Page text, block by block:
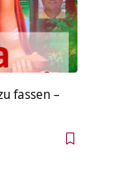
fassen –